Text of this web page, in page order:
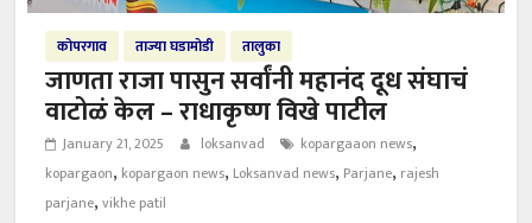
कोपरगाव ताज्या घडामोडी तालुका
जाणता राजा पासुन सर्वांनी महानंद दूध संघाचं
वाटोळं केल – राधाकृष्ण विखे पाटील
January 21, 2025 loksanvad kopargaaon news,
kopargaon, kopargaon news, Loksanvad news, Parjane, rajesh
parjane,vikhe patil